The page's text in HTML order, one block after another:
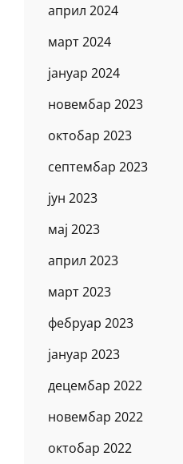
април 2024
март 2024
јануар 2024
новембар 2023
октобар 2023
септембар 2023
јун 2023
мај 2023
април 2023
март 2023
фебруар 2023
јануар 2023
децембар 2022
новембар 2022
октобар 2022